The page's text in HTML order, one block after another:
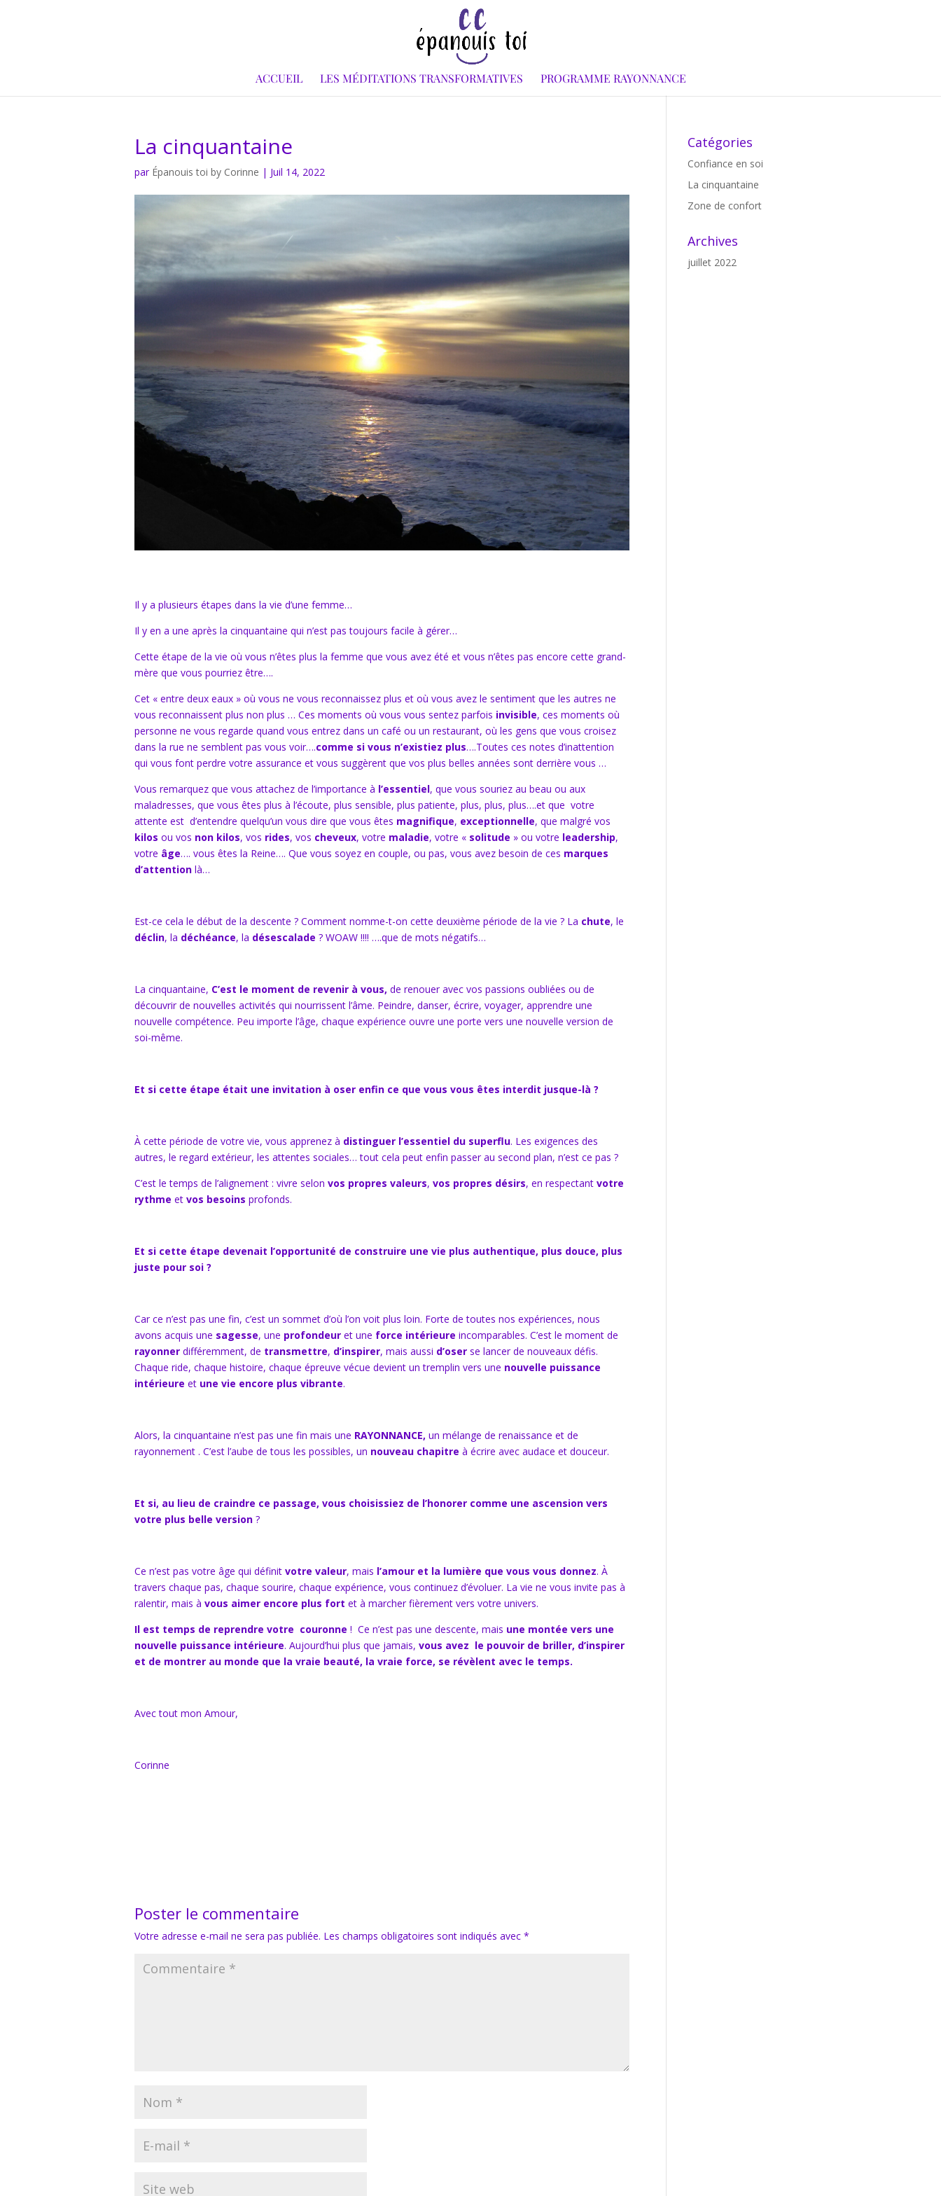
ACCUEIL LES MÉDITATIONS TRANSFORMATIVES PROGRAMME RAYONNANCE
La cinquantaine
par Épanouis toi by Corinne | Juil 14, 2022
Il y a plusieurs étapes dans la vie d’une femme…
Il y en a une après la cinquantaine qui n’est pas toujours facile à gérer…
Cette étape de la vie où vous n’êtes plus la femme que vous avez été et vous n’êtes pas encore cette grand-
mère que vous pourriez être….
Cet « entre deux eaux » où vous ne vous reconnaissez plus et où vous avez le sentiment que les autres ne
vous reconnaissent plus non plus … Ces moments où vous vous sentez parfois invisible, ces moments où
personne ne vous regarde quand vous entrez dans un café ou un restaurant, où les gens que vous croisez
dans la rue ne semblent pas vous voir….comme si vous n’existiez plus….Toutes ces notes d’inattention
qui vous font perdre votre assurance et vous suggèrent que vos plus belles années sont derrière vous …
Vous remarquez que vous attachez de l’importance à l’essentiel, que vous souriez au beau ou aux
maladresses, que vous êtes plus à l’écoute, plus sensible, plus patiente, plus, plus, plus….et que votre
attente est d’entendre quelqu’un vous dire que vous êtes magnifique, exceptionnelle, que malgré vos
kilos ou vos non kilos, vos rides, vos cheveux, votre maladie, votre « solitude » ou votre leadership,
votre âge…. vous êtes la Reine…. Que vous soyez en couple, ou pas, vous avez besoin de ces marques
d’attention là…
Est-ce cela le début de la descente ? Comment nomme-t-on cette deuxième période de la vie ? La chute, le
déclin, la déchéance, la désescalade ? WOAW !!!! ….que de mots négatifs…
La cinquantaine, C’est le moment de revenir à vous, de renouer avec vos passions oubliées ou de
découvrir de nouvelles activités qui nourrissent l’âme. Peindre, danser, écrire, voyager, apprendre une
nouvelle compétence. Peu importe l’âge, chaque expérience ouvre une porte vers une nouvelle version de
soi-même.
Et si cette étape était une invitation à oser enfin ce que vous vous êtes interdit jusque-là ?
À cette période de votre vie, vous apprenez à distinguer l’essentiel du superflu. Les exigences des
autres, le regard extérieur, les attentes sociales… tout cela peut enfin passer au second plan, n’est ce pas ?
C’est le temps de l’alignement : vivre selon vos propres valeurs, vos propres désirs, en respectant votre
rythme et vos besoins profonds.
Et si cette étape devenait l’opportunité de construire une vie plus authentique, plus douce, plus
juste pour soi ?
Car ce n’est pas une fin, c’est un sommet d’où l’on voit plus loin. Forte de toutes nos expériences, nous
avons acquis une sagesse, une profondeur et une force intérieure incomparables. C’est le moment de
rayonner différemment, de transmettre, d’inspirer, mais aussi d’oser se lancer de nouveaux défis.
Chaque ride, chaque histoire, chaque épreuve vécue devient un tremplin vers une nouvelle puissance
intérieure et une vie encore plus vibrante.
Alors, la cinquantaine n’est pas une fin mais une RAYONNANCE, un mélange de renaissance et de
rayonnement . C’est l’aube de tous les possibles, un nouveau chapitre à écrire avec audace et douceur.
Et si, au lieu de craindre ce passage, vous choisissiez de l’honorer comme une ascension vers
votre plus belle version ?
Ce n’est pas votre âge qui définit votre valeur, mais l’amour et la lumière que vous vous donnez. À
travers chaque pas, chaque sourire, chaque expérience, vous continuez d’évoluer. La vie ne vous invite pas à
ralentir, mais à vous aimer encore plus fort et à marcher fièrement vers votre univers.
Il est temps de reprendre votre couronne ! Ce n’est pas une descente, mais une montée vers une
nouvelle puissance intérieure. Aujourd’hui plus que jamais, vous avez le pouvoir de briller, d’inspirer
et de montrer au monde que la vraie beauté, la vraie force, se révèlent avec le temps.
Avec tout mon Amour,
Corinne
Poster le commentaire
Votre adresse e-mail ne sera pas publiée. Les champs obligatoires sont indiqués avec *
Catégories
Confiance en soi
La cinquantaine
Zone de confort
Archives
juillet 2022